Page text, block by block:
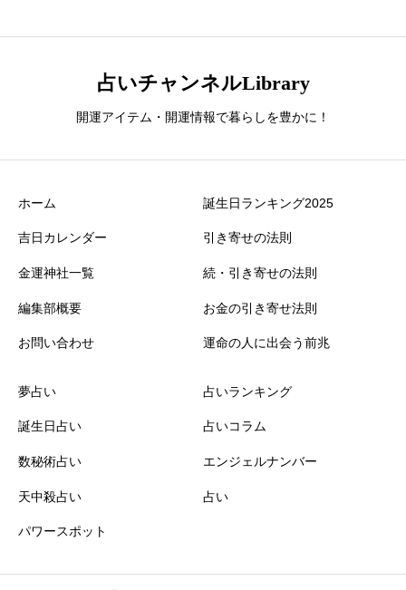
占いチャンネルLibrary
開運アイテム・開運情報で暮らしを豊かに！
ホーム
吉日カレンダー
金運神社一覧
編集部概要
お問い合わせ
誕生日ランキング2025
引き寄せの法則
続・引き寄せの法則
お金の引き寄せ法則
運命の人に出会う前兆
夢占い
誕生日占い
数秘術占い
天中殺占い
パワースポット
占いランキング
占いコラム
エンジェルナンバー
占い